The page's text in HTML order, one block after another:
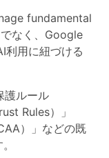
fundamental
なく、Google
利用に紐づける
護ルール
Rules）」
）」などの既